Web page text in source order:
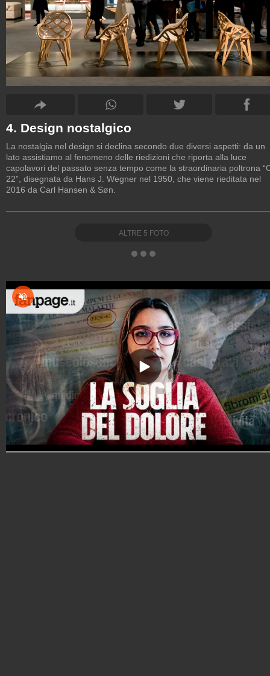
4. Design nostalgico
La nostalgia nel design si declina secondo due diversi aspetti: da un
lato assistiamo al fenomeno delle riedizioni che riporta alla luce
capolavori del passato senza tempo come la straordinaria poltrona
22”, disegnata da Hans J. Wegner nel 1950, che viene rieditata nel
2016 da Carl Hansen & Søn.
ALTRE 5 FOTO